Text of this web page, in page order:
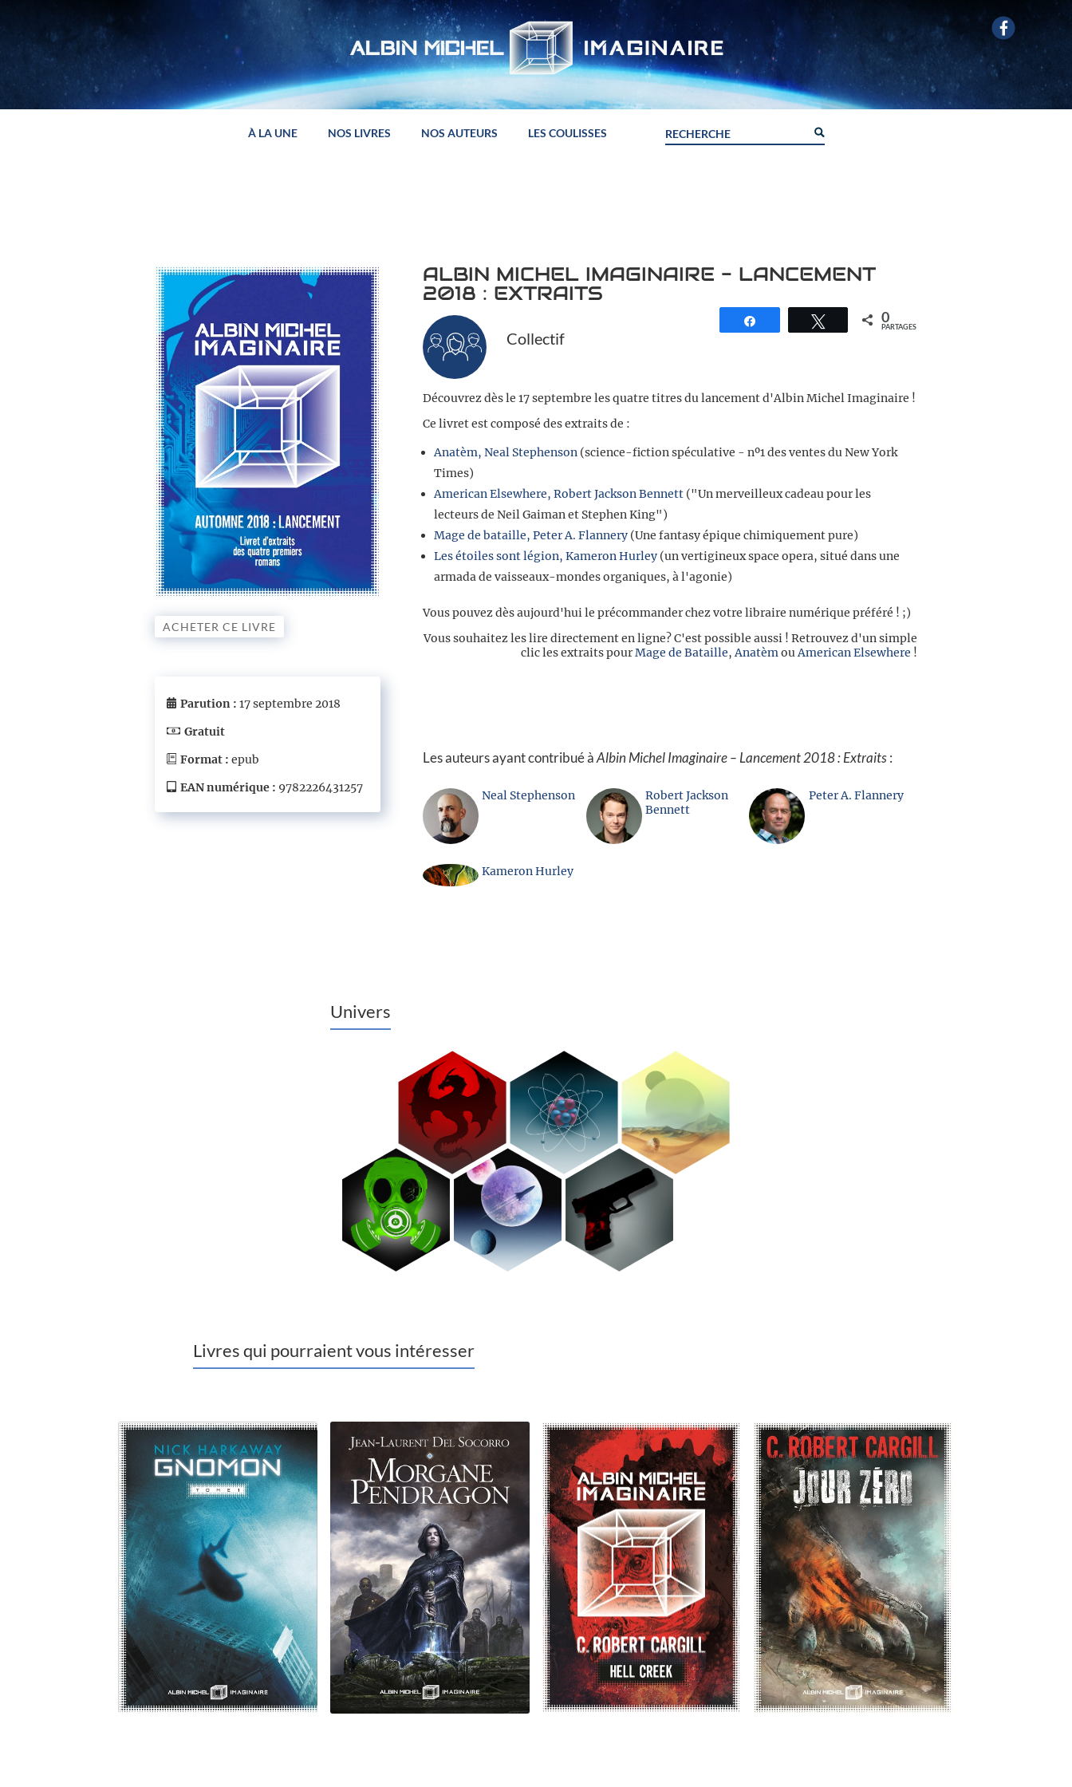
À LA UNE NOS LIVRES NOS AUTEURS LES COULISSES
ACHETER CE LIVRE
Parution : 17 septembre 2018
Gratuit
Format : epub
EAN numérique : 9782226431257
ALBIN MICHEL IMAGINAIRE - LANCEMENT
2018 : EXTRAITS
Tweetez 0
PARTAGES
Collectif
Découvrez dès le 17 septembre les quatre titres du lancement d'Albin Michel Imaginaire !
Ce livret est composé des extraits de :
Anatèm, Neal Stephenson (science-fiction spéculative - nº1 des ventes du New York
Times)
American Elsewhere, Robert Jackson Bennett ("Un merveilleux cadeau pour les
lecteurs de Neil Gaiman et Stephen King")
Mage de bataille, Peter A. Flannery (Une fantasy épique chimiquement pure)
Les étoiles sont légion, Kameron Hurley (un vertigineux space opera, situé dans une
armada de vaisseaux-mondes organiques, à l'agonie)
Vous pouvez dès aujourd'hui le précommander chez votre libraire numérique préféré ! ;)
Vous souhaitez les lire directement en ligne? C'est possible aussi ! Retrouvez d'un simple
clic les extraits pourMage de Bataille,AnatèmouAmerican Elsewhere !
Les auteurs ayant contribué àAlbin Michel Imaginaire – Lancement 2018 : Extraits:
Neal Stephenson
Robert Jackson
Bennett
Peter A. Flannery
Kameron Hurley
Univers
Livres qui pourraient vous intéresser